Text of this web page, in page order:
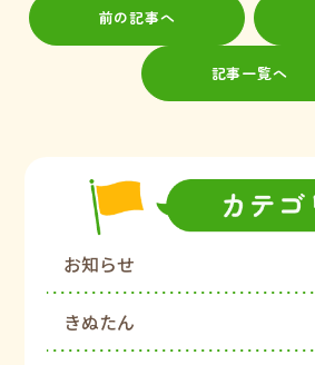
前の記事へ
記事一覧へ
お知らせ
きぬたん